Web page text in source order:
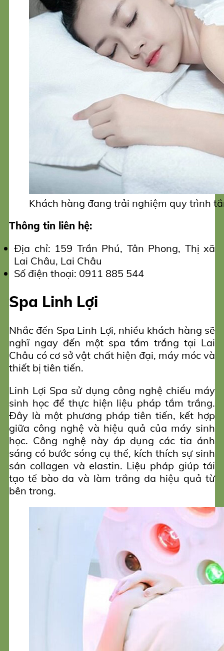
Khách hàng đang trải nghiệm quy trình
Thông tin liên hệ:
Địa chỉ: 159 Trần Phú, Tân Phong, Thị xã
Lai Châu, Lai Châu
Số điện thoại: 0911 885 544
Spa Linh Lợi
Nhắc đến Spa Linh Lợi, nhiều khách hàng sẽ
nghĩ ngay đến một spa tắm trắng tại Lai
Châu có cơ sở vật chất hiện đại, máy móc và
thiết bị tiên tiến.
Linh Lợi Spa sử dụng công nghệ chiếu máy
sinh học để thực hiện liệu pháp tắm trắng.
Đây là một phương pháp tiên tiến, kết hợp
giữa công nghệ và hiệu quả của máy sinh
học. Công nghệ này áp dụng các tia ánh
sáng có bước sóng cụ thể, kích thích sự sinh
sản collagen và elastin. Liệu pháp giúp tái
tạo tế bào da và làm trắng da hiệu quả từ
bên trong.